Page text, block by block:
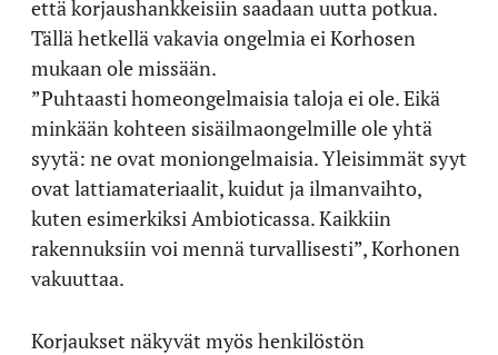
että korjaushankkeisiin saadaan uutta potkua.
Tällä hetkellä vakavia ongelmia ei Korhosen
mukaan ole missään.
”Puhtaasti homeongelmaisia taloja ei ole. Eikä
minkään kohteen sisäilmaongelmille ole yhtä
syytä: ne ovat moniongelmaisia. Yleisimmät syyt
ovat lattiamateriaalit, kuidut ja ilmanvaihto,
kuten esimerkiksi Ambioticassa. Kaikkiin
rakennuksiin voi mennä turvallisesti”, Korhonen
vakuuttaa.
Korjaukset näkyvät myös henkilöstön